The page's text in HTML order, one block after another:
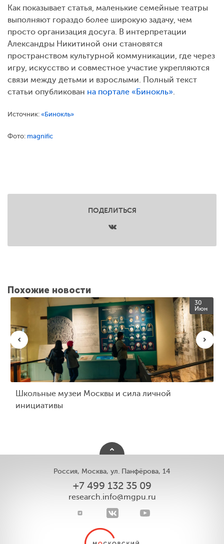
Как показывает статья, маленькие семейные театры
выполняют гораздо более широкую задачу, чем
просто организация досуга. В интерпретации
Александры Никитиной они становятся
пространством культурной коммуникации, где через
игру, искусство и совместное участие укрепляются
связи между детьми и взрослыми. Полный текст
статьи опубликован на портале «Бинокль».
Источник: «Бинокль»
Фото: magnific
ПОДЕЛИТЬСЯ
Похожие новости
30
Июн
Школьные музеи Москвы и сила личной
инициативы
Россия, Москва, ул. Панфёрова, 14
+7 499 132 35 09
research.info@mgpu.ru